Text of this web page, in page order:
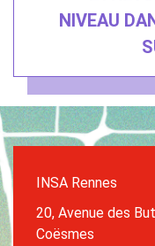
NIVEAU
INSA Rennes
20, Avenue des
Coësmes